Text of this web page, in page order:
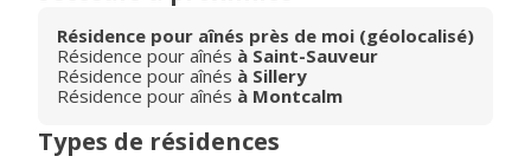
Résidence pour aînés près de moi (géolocalisé)
Résidence pour aînés à Saint-Sauveur
Résidence pour aînés à Sillery
Résidence pour aînés à Montcalm
Types de résidences